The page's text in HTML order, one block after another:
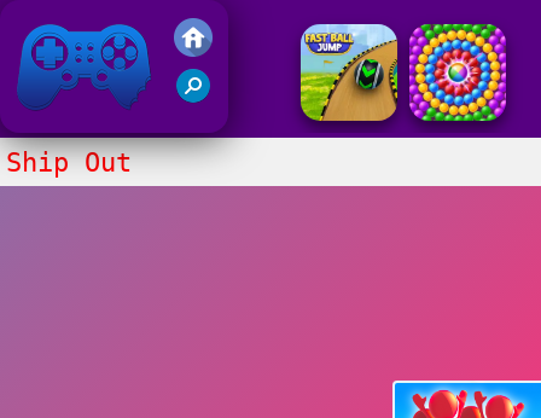
Gry Friv 5
Ship Out